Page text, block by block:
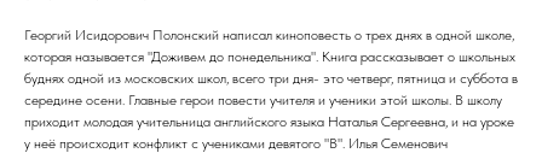
Георгий Исидорович Полонский написал киноповесть о трех днях в одной школе,
которая называется "Доживем до понедельника". Книга рассказывает о школьных
буднях одной из московских школ, всего три дня- это четверг, пятница и суббота в
середине осени. Главные герои повести учителя и ученики этой школы. В школу
приходит молодая учительница английского языка Наталья Сергеевна, и на уроке
у неё происходит конфликт с учениками девятого "В". Илья Семенович